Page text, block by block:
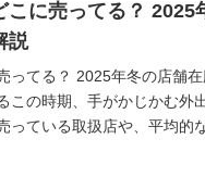
こに売ってる？ 2025
説
ってる？ 2025年冬の店舗
この時期、手がかじかむ外
っている取扱店や、平均的